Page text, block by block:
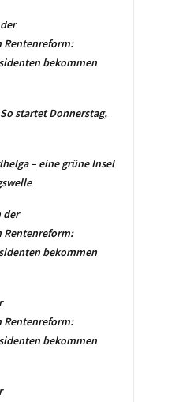
Rentenreform:
bekommen
startet Donnerstag,
– eine grüne Insel
der
Rentenreform:
bekommen
Rentenreform:
bekommen